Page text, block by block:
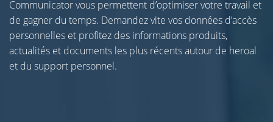
Communicator vous permettent d’optimiser votre travail et
de gagner du temps. Demandez vite vos données d’accès
personnelles et profitez des informations produits,
actualités et documents les plus récents autour de heroal
et du support personnel.